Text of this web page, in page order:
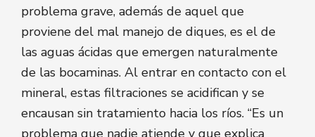
problema grave, además de aquel que
proviene del mal manejo de diques, es el de
las aguas ácidas que emergen naturalmente
de las bocaminas. Al entrar en contacto con el
mineral, estas filtraciones se acidifican y se
encausan sin tratamiento hacia los ríos. “Es un
problema que nadie atiende y que explica